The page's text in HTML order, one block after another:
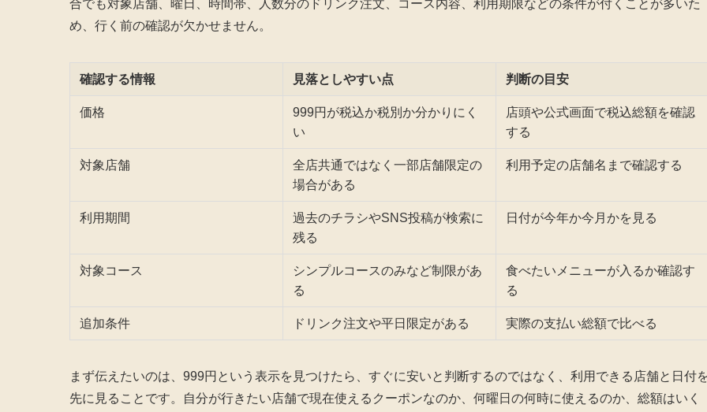
合でも対象店舗、曜日、時間帯、人数分のドリンク注文、コース内容、利用期限などの条件が付くことが多いた
め、行く前の確認が欠かせません。
確認する情報 見落としやすい点 判断の目安
価格
999円が税込か税別か分かりにく
い
店頭や公式画面で税込総額を確認
する
対象店舗
全店共通ではなく一部店舗限定の
場合がある
利用予定の店舗名まで確認する
利用期間
過去のチラシやSNS投稿が検索に
残る
日付が今年か今月かを見る
対象コース
シンプルコースのみなど制限があ
る
食べたいメニューが入るか確認す
る
追加条件 ドリンク注文や平日限定がある 実際の支払い総額で比べる
まず伝えたいのは、999円という表示を見つけたら、すぐに安いと判断するのではなく、利用できる店舗と日付
先に見ることです。自分が行きたい店舗で現在使えるクーポンなのか、何曜日の何時に使えるのか、総額はいく